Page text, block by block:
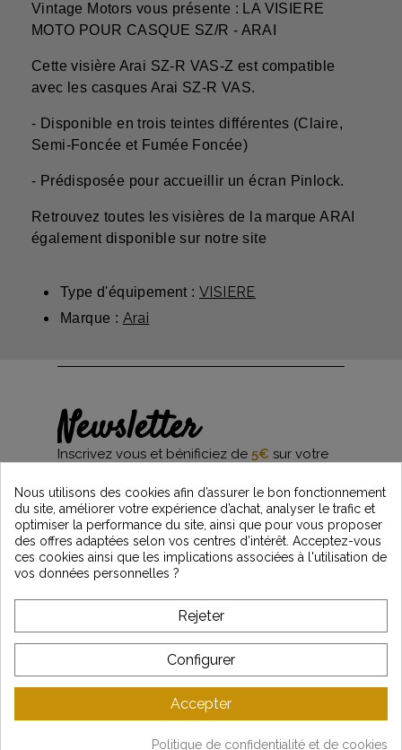
Vintage Motors vous présente : LA VISIERE
MOTO POUR CASQUE SZ/R - ARAI
Cette visière Arai SZ-R VAS-Z est compatible
avec les casques Arai SZ-R VAS.
- Disponible en trois teintes différentes (Claire,
Semi-Foncée et Fumée Foncée)
- Prédisposée pour accueillir un écran Pinlock.
Retrouvez toutes les visières de la marque ARAI
également disponible sur notre site
Type d'équipement : VISIERE
Marque : Arai
Newsletter
Inscrivez vous et bénificiez de 5€ sur votre
et restez informés des dernières nouveautés
Vintage Motors
*Dès 99€ d'achat. En vous abonnant à notre newsletter, vous reconnaissez avoir pris
l'acceptez.
A PROPOS DE VINTAGE
SERVICE CLIENT
Nous utilisons des cookies afin d’assurer le bon fonctionnement
du site, améliorer votre expérience d’achat, analyser le trafic et
optimiser la performance du site, ainsi que pour vous proposer
des offres adaptées selon vos centres d’intérêt. Acceptez-vous
ces cookies ainsi que les implications associées à l'utilisation de
vos données personnelles ?
Rejeter
Configurer
Accepter
Politique de confidentialité et de cookies